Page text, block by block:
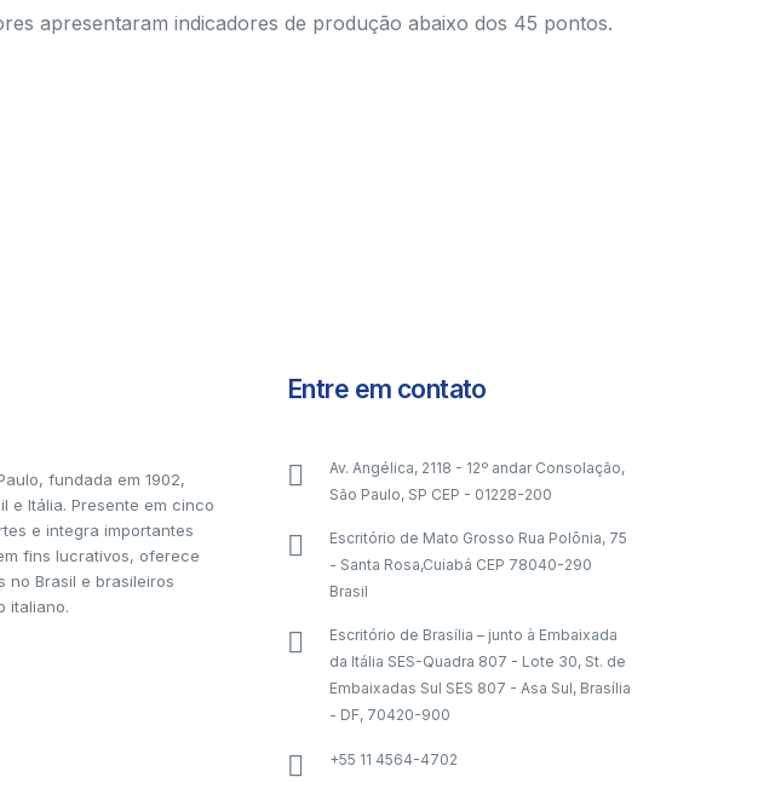
apresentaram indicadores de produção abaixo dos 45 pontos.
fundada em 1902,
e Itália. Presente em cinco
e integra importantes
fins lucrativos, oferece
no Brasil e brasileiros
italiano.
Entre em contato
Av. Angélica, 2118 - 12º andar Consolação,
São Paulo, SP CEP - 01228-200
Escritório de Mato Grosso Rua Polônia, 75
- Santa Rosa,Cuiabá CEP 78040-290
Brasil
Escritório de Brasília – junto à Embaixada
da Itália SES-Quadra 807 - Lote 30, St. de
Embaixadas Sul SES 807 - Asa Sul, Brasília
- DF, 70420-900
+55 11 4564-4702